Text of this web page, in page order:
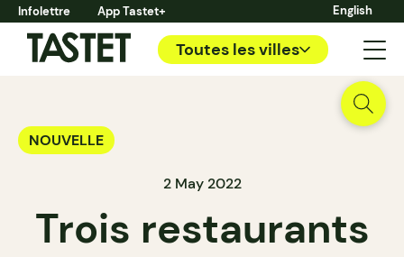
Infolettre App Tastet+ English
Toutes les villes
NOUVELLE
2 May 2022
Trois restaurants